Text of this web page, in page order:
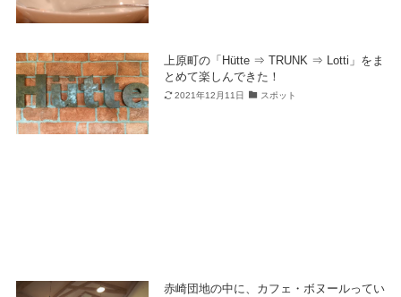
上原町の「Hütte ⇒ TRUNK ⇒ Lotti」をま
とめて楽しんできた！
2021年12月11日 スポット
赤崎団地の中に、カフェ・ボヌールってい